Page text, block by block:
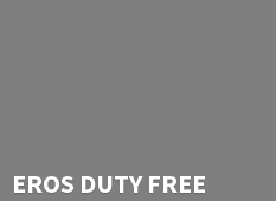
EROS DUTY FREE